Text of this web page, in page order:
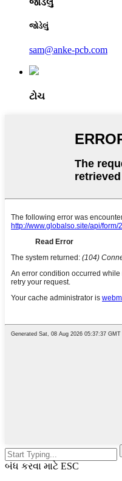
જોડેલું
જોડેલું
sam@anke-pcb.com
ટોચ
બંધ કરવા માટે ESC